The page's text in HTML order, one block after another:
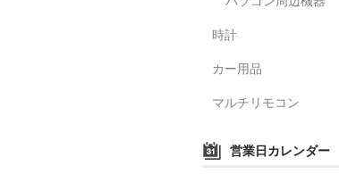
時計
カー用品
マルチリモコン
営業日カレンダー